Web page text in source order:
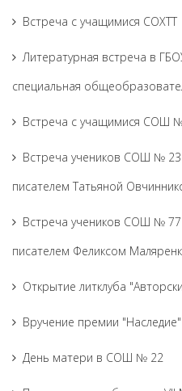
Встреча с учащимися СОХТТ
Литературная встреча в
специальная
Встреча с учащимися СОШ
Встреча учеников СОШ №
писателем Татьяной
Встреча учеников СОШ № 77
писателем Феликсом
Открытие литклуба
Вручение премии "Наследие"
День матери в СОШ № 22